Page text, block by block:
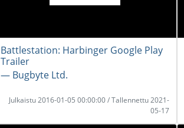
Battlestation: Harbinger Google Play
Trailer
― Bugbyte Ltd.
Julkaistu 2016-01-05 00:00:00 / Tallennettu 2021-
05-17